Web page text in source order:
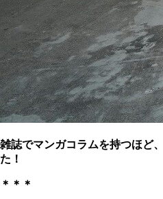
雑誌でマンガコラムを持つほど
た！
＊＊＊